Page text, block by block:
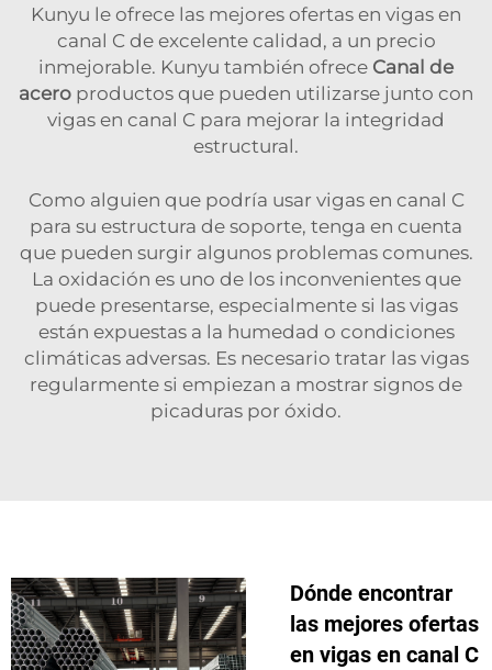
Kunyu le ofrece las mejores ofertas en vigas en
canal C de excelente calidad, a un precio
inmejorable. Kunyu también ofrece Canal de
acero productos que pueden utilizarse junto con
vigas en canal C para mejorar la integridad
estructural.
Como alguien que podría usar vigas en canal C
para su estructura de soporte, tenga en cuenta
que pueden surgir algunos problemas comunes.
La oxidación es uno de los inconvenientes que
puede presentarse, especialmente si las vigas
están expuestas a la humedad o condiciones
climáticas adversas. Es necesario tratar las vigas
regularmente si empiezan a mostrar signos de
picaduras por óxido.
Dónde encontrar
las mejores ofertas
en vigas en canal C